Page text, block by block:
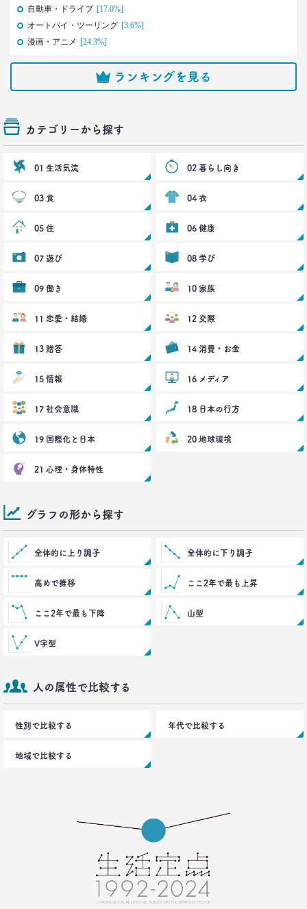
2021.04.26
コロナで｢占いを信じる｣20代女性が増える理由―調
査とインタビューで判明した大きな変化
生活総研 上席研究員
2021.04.19
–日経クロストレンド 連載⑧–
「お金持ちへの憧れ」は徐々に減る？
若者はなりたい自分を投影
–日経クロストレンド 連載⑦–
近藤 裕香
世代間ギャップを学べる魔法の質問
「お金持ちって誰ですか？」
生活総研 上席研究員
40代おじさん必読！
ベスト5
--日経クロストレンド 連載⑤--
生活総研 上席研究員/コピーライター
2021.02.25
–日経クロストレンド 連載④–
夏山 明美
2021.02.25
たこ焼きが1位？ 和食が消えた？
好きな料理ランキング大激変
–日経クロストレンド 連載③–
足りないのはお金より時間
--日経クロストレンド 連載②--
生活総研 上席研究員/コピーライター
「43歳からおじさん」が調査で判明！
「7つの特徴」を大分析
--日経クロストレンド 連載①--
生活総研 上席研究員/コピーライター
自動車・ドライブ [17.0%]
オートバイ・ツーリング [3.6%]
漫画・アニメ [24.3%]
ランキングを見る
カテゴリーから探す
01 生活気流 02 暮らし向き
03 食 04 衣
05 住 06 健康
07 遊び 08 学び
09 働き 10 家族
11 恋愛・結婚 12 交際
13 贈答 14 消費・お金
15 情報 16 メディア
17 社会意識 18 日本の行方
19 国際化と日本 20 地球環境
21 心理・身体特性
グラフの形から探す
全体的に上り調子 全体的に下り調子
高めで推移 ここ2年で最も上昇
ここ2年で最も下降 山型
V字型
人の属性で比較する
性別で比較する 年代で比較する
地域で比較する